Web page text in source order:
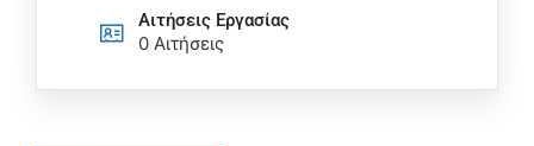
Αιτήσεις Eργασίας
0 Αιτήσεις